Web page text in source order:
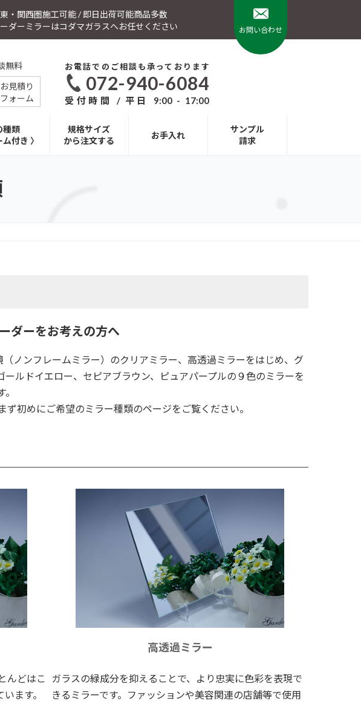
・関西圏施工可能 / 即日出荷可能商品多数
ダーミラーはコダマガラスへお任せください
お問い合わせ
無料
お見積り
フォーム
お電話でのご相談も承っております
072-940-6084
受付時間 / 平日 9:00 - 17:00
種類
ム付き 〉
規格サイズ
から注文する
お手入れ
サンプル
請求
ダーをお考えの方へ
ノンフレームミラー）のクリアミラー、高透過ミラーをはじめ、グ
ルドイエロー、セピアブラウン、ピュアパープルの９色のミラーを
初めにご希望のミラー種類のページをご覧ください。
んどはこ
ます。
高透過ミラー
ガラスの緑成分を抑えることで、より忠実に色彩を表現で
きるミラーです。ファッションや美容関連の店舗等で使用